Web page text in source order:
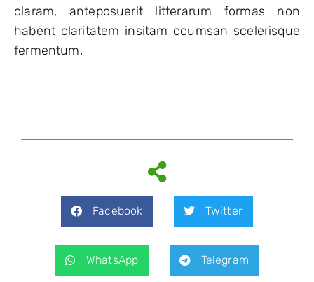
claram, anteposuerit litterarum formas non
habent claritatem insitam ccumsan scelerisque
fermentum.
Facebook Twitter
WhatsApp Telegram